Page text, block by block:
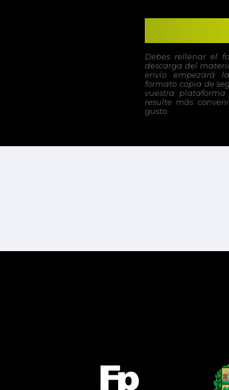
Debes rellenar el
descarga del
envío empezará
formato copia de
vuestra
resulte más
gusto.